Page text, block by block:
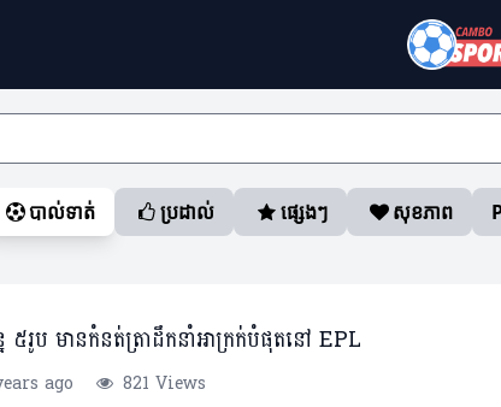
បាល់ទាត់ ប្រដាល់ ផ្សេងៗ សុខភាព
៥រូប មានកំនត់ត្រាដឹកនាំអាក្រក់បំផុតនៅ EPL
ago 821 Views